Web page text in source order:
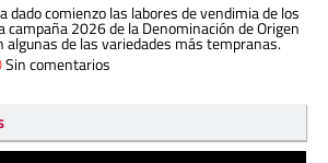
dado comienzo las labores de vendimia de los
campaña 2026 de la Denominación de Origen
algunas de las variedades más tempranas.
Sin comentarios